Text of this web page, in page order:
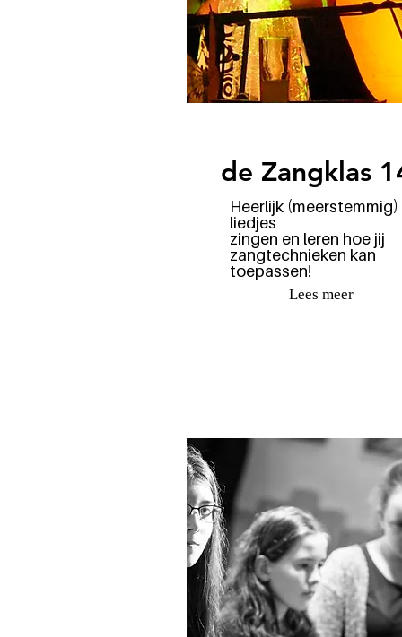
de Zangklas
Heerlijk (meerstemmig)
liedjes
zingen en leren hoe jij
zangtechnieken kan
toepassen!
Lees meer